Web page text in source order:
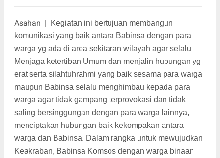
Asahan
Kegiatan ini bertujuan membangun
komunikasi yang baik antara Babinsa dengan para
warga yg ada di area sekitaran wilayah agar selalu
Menjaga ketertiban Umum dan menjalin hubungan yg
erat serta silahtuhrahmi yang baik sesama para warga
maupun Babinsa selalu menghimbau kepada para
warga agar tidak gampang terprovokasi dan tidak
saling bersinggungan dengan para warga lainnya,
menciptakan hubungan baik kekompakan antara
warga dan Babinsa. Dalam rangka untuk mewujudkan
Keakraban, Babinsa Komsos dengan warga binaan